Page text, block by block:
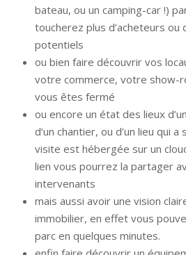
bateau, ou un camping-car !)
toucherez plus d’acheteurs ou
potentiels
ou bien faire découvrir vos
votre commerce, votre show-
vous êtes fermé
ou encore un état des lieux
d’un chantier, ou d’un lieu qui
visite est hébergée sur un
lien vous pourrez la partager
intervenants
mais aussi avoir une vision
immobilier, en effet vous
parc en quelques minutes.